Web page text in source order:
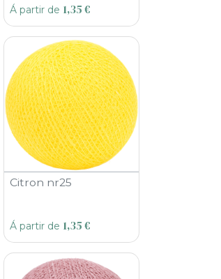
Á partir de 1,35€
Citron nr25
Á partir de 1,35€